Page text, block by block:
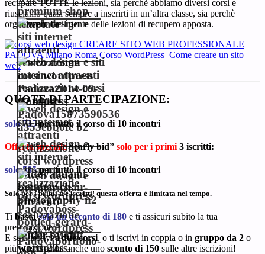
recupare TUTTE le lezioni, sia perchè abbiamo diversi corsi e
riusciamo quasi sempre a inserirti in un’altra classe, sia perchè
organizzare facilmente delle lezioni di recupero apposta.
QUOTE DI PARTECIPAZIONE:
solo 735per tutto il corso di 10 incontri
Offerta speciale“early bid” solo per i primi 3 iscritti:
solo 585per tutto il corso di 10 incontri
Solo per i primi tre iscritti! questa offerta è limitata nel tempo.
Ti bastasolo un acconto di 180 e ti assicuri subito la tua
prenotazione!
E se ti iscrivi adue corsi, o ti iscrivi in coppia o in gruppo da 2 o
più persone, hai anche uno sconto di 150 sulle altre iscrizioni!